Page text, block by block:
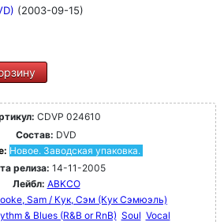
(2003-09-15)
CDVP 024610
Состав: DVD
Новое. Заводская упаковка.
релиза: 14-11-2005
Лейбл: ABKCO
Sam / Кук, Сэм (Кук Сэмюэль)
& Blues (R&B or RnB) Soul Vocal